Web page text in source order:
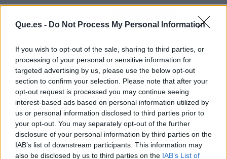
Que.es - Do Not Process My Personal Information
If you wish to opt-out of the sale, sharing to third parties, or
processing of your personal or sensitive information for
targeted advertising by us, please use the below opt-out
section to confirm your selection. Please note that after your
opt-out request is processed you may continue seeing
interest-based ads based on personal information utilized by
us or personal information disclosed to third parties prior to
your opt-out. You may separately opt-out of the further
disclosure of your personal information by third parties on the
IAB’s list of downstream participants. This information may
also be disclosed by us to third parties on the IAB’s List of
Atrás Siguiente
ARTÍCULO ANTERIOR
COPIA EL ESTILO
BOHO DE ROCÍO
OSORNO CON ESTE
CHALECO DE ZARA QUE
ENAMORA A TODAS EN
ARTÍCULO SIGUIENTE
IKEA SORPRENDE CON
EL PRODUCTO DE
JARDÍN Y TERRAZA
QUE HARÁ TU
ESTANCIA MUCHO MÁS